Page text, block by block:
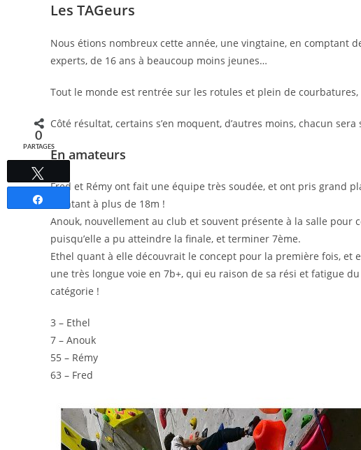
Les TAGeurs
Nous étions nombreux cette année, une vingtaine, en
experts, de 16 ans à beaucoup moins jeunes…
Tout le monde est rentrée sur les rotules et plein de
Côté résultat, certains s’en moquent, d’autres moins, chacun
En amateurs
Fred et Rémy ont fait une équipe très soudée, et ont pris grand
montant à plus de 18m !
Anouk, nouvellement au club et souvent présente à la salle pour
puisqu’elle a pu atteindre la finale, et terminer 7ème.
Ethel quant à elle découvrait le concept pour la première fois, et
une très longue voie en 7b+, qui eu raison de sa rési et fatigue
catégorie !
3 – Ethel
7 – Anouk
55 – Rémy
63 – Fred
0
PARTAGES
Partagez